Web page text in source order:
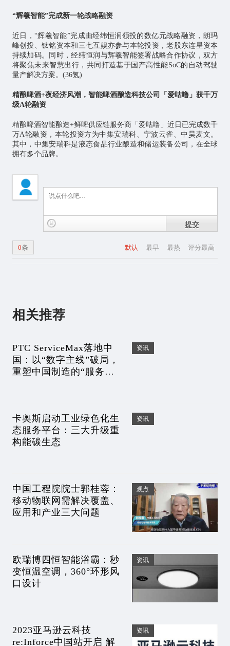
“辉羲智能”完成新一轮战略融资
近日，“辉羲智能”完成由经纬恒润领投的数亿元战略融资，朗玛
峰创投、钛铭资本和三七互娱亦参与本轮投资，老股东连星资本
持续加码。同时，经纬恒润与辉羲智能签署战略合作协议，双方
将聚焦未来智慧出行，共同打造基于国产高性能SoC的自动驾驶
量产解决方案。(36氪)
精酿啤酒+夜经济风潮，智能啤酒酿造科技公司「爱咕噜」获千万
级A轮融资
精酿啤酒智能酿造+鲜啤供应链服务商「爱咕噜」近日已完成数千
万A轮融资，本轮投资方为中集安瑞科、宁波云雀、中昊麦文。
其中，中集安瑞科是液态食品行业酿造和储运装备公司，在全球
拥有多个品牌。
提交
默认 最早 最热 评分最高
0条
相关推荐
PTC ServiceMax落地中
国：以“数字主线”破局，
重塑中国制造的“服务
资讯
卡奥斯启动工业绿色化生
态服务平台：三大升级重
构能碳生态
资讯
中国工程院院士郭桂蓉：
移动物联网需解决覆盖、
应用和产业三大问题
观点
欧瑞博四恒智能浴霸：秒
变恒温空调，360°环形风
口设计
资讯
2023亚马逊云科技
re:Inforce中国站开启 解
资讯